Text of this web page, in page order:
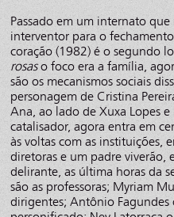
Passado em um internato
interventor para o
coração (1982) é o segundo
rosaso foco era a família,
são os mecanismos sociais
personagem de Cristina
Ana, ao lado de Xuxa Lopes
catalisador, agora entra em
às voltas com as instituições,
diretoras e um padre viverão,
delirante, as última horas da
são as professoras; Myriam
dirigentes; Antônio